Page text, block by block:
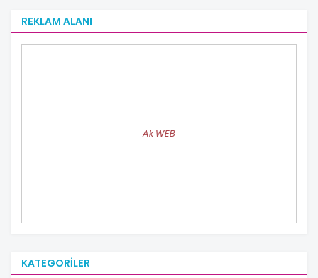
REKLAM ALANI
Ak WEB
KATEGORILER